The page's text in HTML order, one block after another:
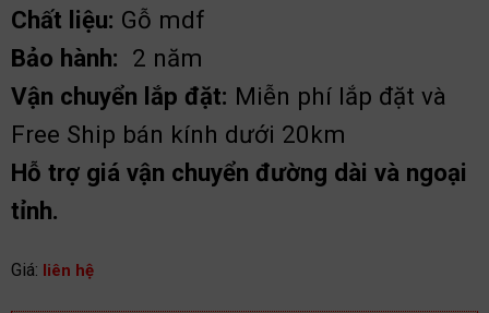
Chất liệu: Gỗ mdf
Bảo hành: 2 năm
Vận chuyển lắp đặt: Miễn phí lắp đặt và
Free Ship bán kính dưới 20km
Hỗ trợ giá vận chuyển đường dài và ngoại
tỉnh.
Giá: liên hệ